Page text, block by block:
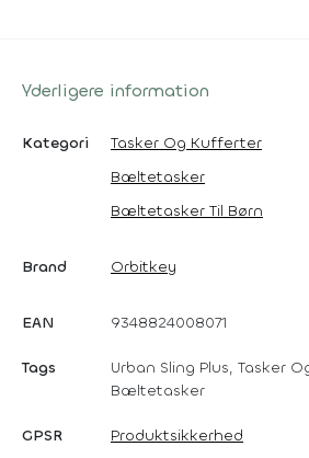
Yderligere information
Kategori
Tasker Og Kufferter
Bæltetasker
Bæltetasker Til Børn
Brand Orbitkey
EAN 9348824008071
Tags
Urban Sling Plus, Tasker
Bæltetasker
GPSR Produktsikkerhed